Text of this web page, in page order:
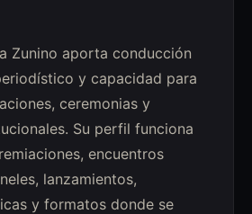
Zunino aporta conducción
y capacidad para
ceremonias y
Su perfil funciona
encuentros
lanzamientos,
y formatos donde se